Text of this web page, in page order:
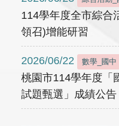
114學年度全市綜合
領召)增能研習
2026/06/22 數學_國中
桃園市114學年度「
試題甄選」成績公告